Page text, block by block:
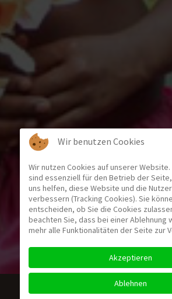
Wir benutzen Cookies
Wir nutzen Cookies auf unserer Website.
sind essenziell für den Betrieb der
uns helfen, diese Website und die
verbessern (Tracking Cookies). Sie
entscheiden, ob Sie die Cookies
beachten Sie, dass bei einer Ablehnung
mehr alle Funktionalitäten der Seite zur
Akzeptieren
Ablehnen